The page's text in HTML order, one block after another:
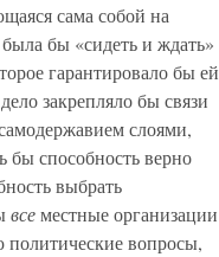
сама собой на
бы «сидеть и ждать»
гарантировало бы ей
закрепляло бы связи
слоями,
бы способность верно
выбрать
всеместные организации
вопросы,